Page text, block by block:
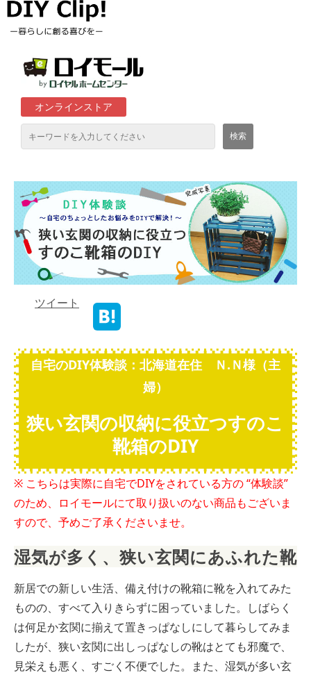
オンラインストア
ロイヤルホームセンター店舗
ツイート
自宅のDIY体験談：北海道在住 Ｎ.Ｎ様（主
婦）
狭い玄関の収納に役立つすのこ
靴箱のDIY
※ こちらは実際に自宅でDIYをされている方の “体験談”
のため、ロイモールにて取り扱いのない商品もございま
すので、予めご了承くださいませ。
湿気が多く、狭い玄関にあふれた靴
新居での新しい生活、備え付けの靴箱に靴を入れてみた
ものの、すべて入りきらずに困っていました。しばらく
は何足か玄関に揃えて置きっぱなしにして暮らしてみま
したが、狭い玄関に出しっぱなしの靴はとても邪魔で、
見栄えも悪く、すごく不便でした。また、湿気が多い玄